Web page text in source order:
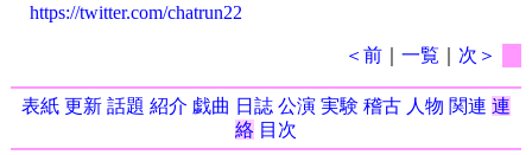
https://twitter.com/chatrun22
＜前 ｜一覧 次＞
表紙 更新 話題 紹介 戯曲 日誌 公演 実験 稽古 人物 関連 連
絡 目次